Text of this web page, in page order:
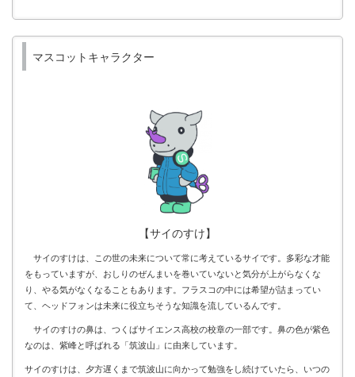
マスコットキャラクター
【サイのすけ】
サイのすけは、この世の未来について常に考えているサイです。多彩な才能
をもっていますが、おしりのぜんまいを巻いていないと気分が上がらなくな
り、やる気がなくなることもあります。フラスコの中には希望が詰まってい
て、ヘッドフォンは未来に役立ちそうな知識を流しているんです。
サイのすけの鼻は、つくばサイエンス高校の校章の一部です。鼻の色が紫色
なのは、紫峰と呼ばれる「筑波山」に由来しています。
サイのすけは、夕方遅くまで筑波山に向かって勉強をし続けていたら、いつの